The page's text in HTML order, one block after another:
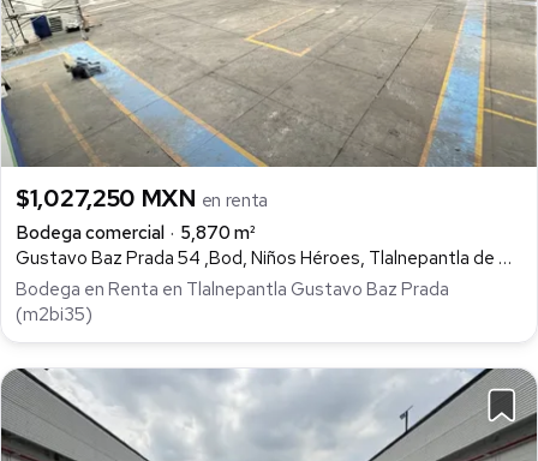
$1,027,250 MXN en renta
Bodega comercial
5,870 m²
Gustavo Baz Prada 54 ,Bod, Niños Héroes, Tlalnepantla de Baz
Bodega en Renta en Tlalnepantla Gustavo Baz Prada
(m2bi35)